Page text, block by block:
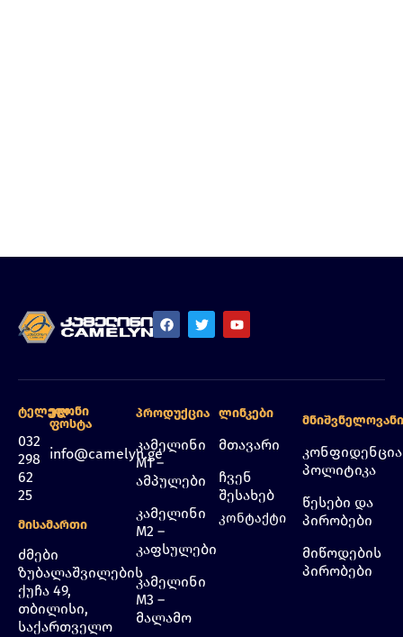
Ტელეფონი
032
298
62
25
Ელ.
Ფოსტა
info@camelyn.ge
Მისამართი
ძმები
ზუბალაშვილების
ქუჩა 49,
თბილისი,
საქართველო
Პროდუქცია
კამელინი
M1 –
ამპულები
კამელინი
M2 –
კაფსულები
კამელინი
M3 –
მალამო
Ლინკები
მთავარი
ჩვენ
შესახებ
კონტაქტი
Მნიშვნელოვანი
პოლიტიკა
წესები და
პირობები
მიწოდების
პირობები